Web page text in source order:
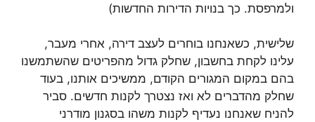
ולמרפסת. כך בנויות הדירות החדשות)
שלישית, כשאנחנו בוחרים לעצב דירה, אחרי מעבר,
עלינו לקחת בחשבון, שחלק גדול מהפריטים שהשתמשנו
בהם במקום המגורים הקודם, ממשיכים אותנו, בעוד
שחלק מהדברים לא ואז נצטרך לקנות חדשים. סביר
להניח שאנחנו נעדיף לקנות משהו בסגנון מודרני